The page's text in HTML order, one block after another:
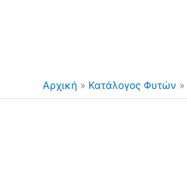
Αρχική » Κατάλογος Φυτών »